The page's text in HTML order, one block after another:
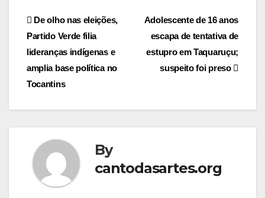
Post
navigation
Adolescente de 16 anos
escapa de tentativa de
estupro em Taquaruçu;
suspeito foi preso
De olho nas eleições,
Partido Verde filia
lideranças indígenas e
amplia base política no
Tocantins
By
cantodasartes.org